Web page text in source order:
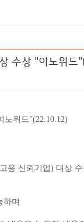
수상 "이노위
노위드"(22.10.12)
용 신뢰기업) 대상
하며